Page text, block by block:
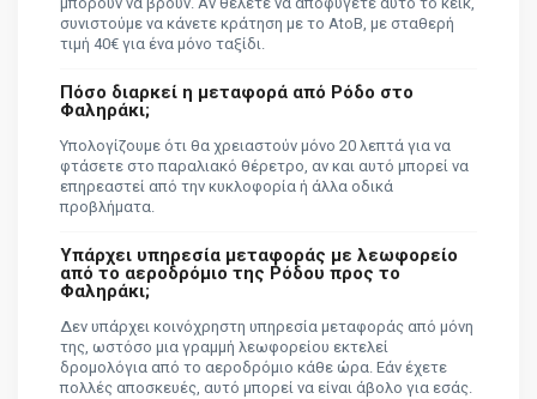
συνιστούμε να κάνετε κράτηση με το AtoB, με σταθερή
τιμή 40€ για ένα μόνο ταξίδι.
Πόσο διαρκεί η μεταφορά από Ρόδο στο
Φαληράκι;
Υπολογίζουμε ότι θα χρειαστούν μόνο 20 λεπτά για να
φτάσετε στο παραλιακό θέρετρο, αν και αυτό μπορεί να
επηρεαστεί από την κυκλοφορία ή άλλα οδικά
προβλήματα.
Υπάρχει υπηρεσία μεταφοράς με λεωφορείο
από το αεροδρόμιο της Ρόδου προς το
Φαληράκι;
Δεν υπάρχει κοινόχρηστη υπηρεσία μεταφοράς από μόνη
της, ωστόσο μια γραμμή λεωφορείου εκτελεί
δρομολόγια από το αεροδρόμιο κάθε ώρα. Εάν έχετε
πολλές αποσκευές, αυτό μπορεί να είναι άβολο για εσάς.